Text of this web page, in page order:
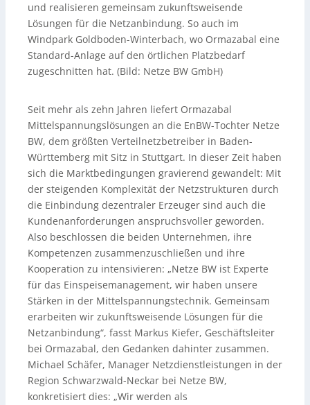
und realisieren gemeinsam zukunftsweisende
Lösungen für die Netzanbindung. So auch im
Windpark Goldboden-Winterbach, wo Ormazabal eine
Standard-Anlage auf den örtlichen Platzbedarf
zugeschnitten hat. (Bild: Netze BW GmbH)
Seit mehr als zehn Jahren liefert Ormazabal
Mittelspannungslösungen an die EnBW-Tochter Netze
BW, dem größten Verteilnetzbetreiber in Baden-
Württemberg mit Sitz in Stuttgart. In dieser Zeit haben
sich die Marktbedingungen gravierend gewandelt: Mit
der steigenden Komplexität der Netzstrukturen durch
die Einbindung dezentraler Erzeuger sind auch die
Kundenanforderungen anspruchsvoller geworden.
Also beschlossen die beiden Unternehmen, ihre
Kompetenzen zusammenzuschließen und ihre
Kooperation zu intensivieren: „Netze BW ist Experte
für das Einspeisemanagement, wir haben unsere
Stärken in der Mittelspannungstechnik. Gemeinsam
erarbeiten wir zukunftsweisende Lösungen für die
Netzanbindung“, fasst Markus Kiefer, Geschäftsleiter
bei Ormazabal, den Gedanken dahinter zusammen.
Michael Schäfer, Manager Netzdienstleistungen in der
Region Schwarzwald-Neckar bei Netze BW,
konkretisiert dies: „Wir werden als